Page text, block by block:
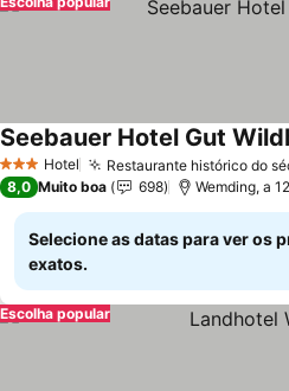
3 EstrelasHotel Restaurante histórico do
Seebauer Hotel Gut
8,0 Muito boa 698 Wemding, a
Selecione as datas para ver os
exatos.
Escolha popular